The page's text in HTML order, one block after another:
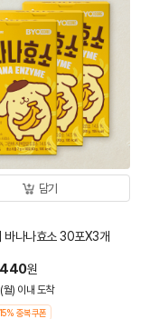
담기
바나나효소 30포X3개
원
) 이내 도착
중복쿠폰